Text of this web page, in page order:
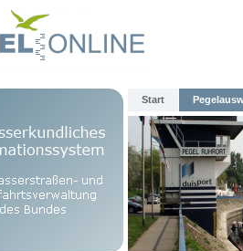
Start